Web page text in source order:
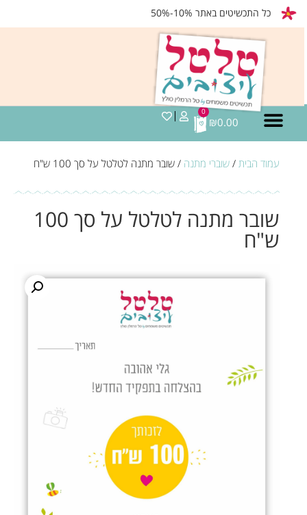
כל התכשיטים באתר 10%-50%
₪0.00
0
עמוד הבית/ שוברי מתנה/ שובר מתנה לטלטל על סך 100 ש"ח
שובר מתנה לטלטל על סך 100
ש"ח